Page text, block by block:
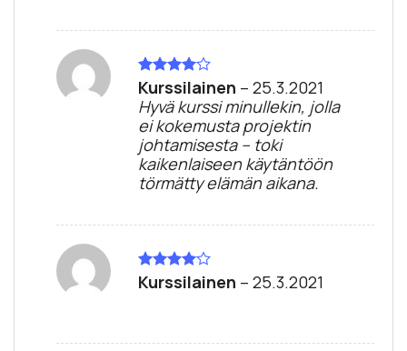
Arvostelu
tuotteesta:
4 / 5
Kurssilainen – 25.3.2021
Hyvä kurssi minullekin, jolla
ei kokemusta projektin
johtamisesta – toki
kaikenlaiseen käytäntöön
törmätty elämän aikana.
Arvostelu
Kurssilainen – 25.3.2021